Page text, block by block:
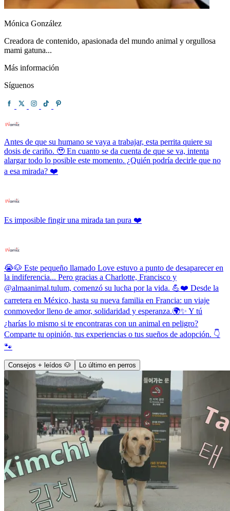
Mónica González
Creadora de contenido, apasionada del mundo animal y orgullosa
mami gatuna...
Más información
Síguenos
Antes de que su humano se vaya a trabajar, esta perrita quiere su
dosis de cariño. 🥹 En cuanto se da cuenta de que se va, intenta
alargar todo lo posible este momento. ¿Quién podría decirle que no
a esa mirada? ❤️
Es imposible fingir una mirada tan pura ❤️
😭🐶 Este pequeño llamado Love estuvo a punto de desaparecer en
la indiferencia... Pero gracias a Charlotte, Francisco y
@almaanimal.tulum, comenzó su lucha por la vida. 💪❤️ Desde la
carretera en México, hasta su nueva familia en Francia: un viaje
conmovedor lleno de amor, solidaridad y esperanza.🌍✨ Y tú
¿harías lo mismo si te encontraras con un animal en peligro?
Comparte tu opinión, tus experiencias o tus sueños de adopción. 👇
🐾
Consejos + leídos 🐶 Lo último en perros